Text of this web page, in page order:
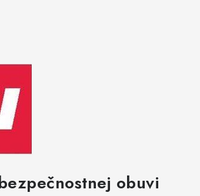
obuvi